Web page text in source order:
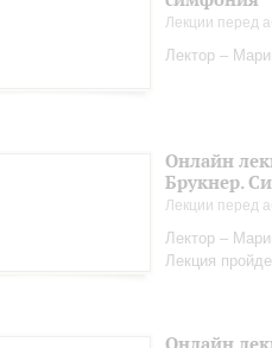
Лекции перед
Лектор –
Онлайн
Брукнер.
Лекции перед
Лектор –
Лекция